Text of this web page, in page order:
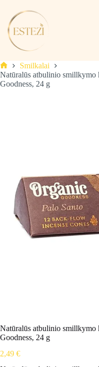
content
Pagrindinis
Smilkalai
Natūralūs atbulinio smillkymo
Goodness, 24 g
Natūralūs atbulinio smillkymo
Goodness, 24 g
2,49 €